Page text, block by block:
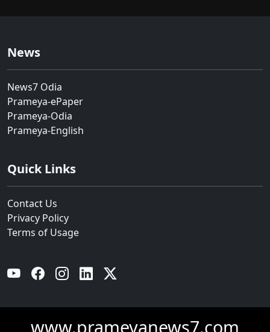
News
News7 Odia
Prameya-ePaper
Prameya-Odia
Prameya-English
Quick Links
Contact Us
Privacy Policy
Terms of Usage
YouTube Facebook Instagram Linkedin
www.prameyanews7.com